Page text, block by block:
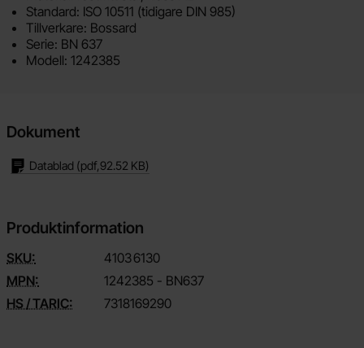
Standard: ISO 10511 (tidigare DIN 985)
Tillverkare: Bossard
Serie: BN 637
Modell: 1242385
Dokument
Datablad (pdf,92.52 KB)
Produktinformation
SKU: 41036130
MPN:
1242385 - BN637
HS / TARIC:
7318169290